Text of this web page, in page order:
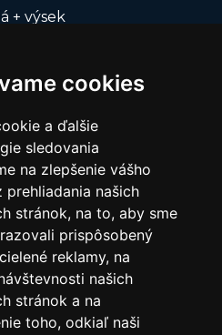
cookies
a ďalšie
sledovania
na zlepšenie vášho
prehliadania našich
stránok, na to, aby sme
prispôsobený
reklamy, na
našich
stránok a na
toho, odkiaľ naši
+ výsek
výsekové formy